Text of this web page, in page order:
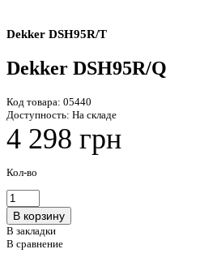
Dekker DSH95R/T
Dekker DSH95R/Q
Код товара: 05440
Доступность: На складе
4 298 грн
Кол-во
В закладки
В сравнение